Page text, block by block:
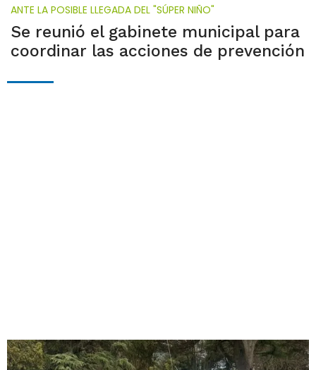
ANTE LA POSIBLE LLEGADA DEL "SÚPER NIÑO"
Se reunió el gabinete municipal para
coordinar las acciones de prevención